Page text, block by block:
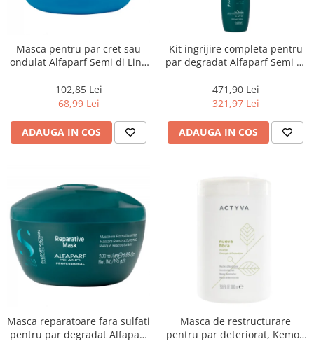
Masca pentru par cret sau
ondulat Alfaparf Semi di Lino
102,85 Lei
68,99 Lei
ADAUGA IN COS
Kit ingrijire completa pentru
par degradat Alfaparf Semi di
Reparative, Salon Size
471,90 Lei
321,97 Lei
ADAUGA IN COS
Masca reparatoare fara sulfati
pentru par degradat Alfaparf
Masca de restructurare
pentru par deteriorat, Kemon